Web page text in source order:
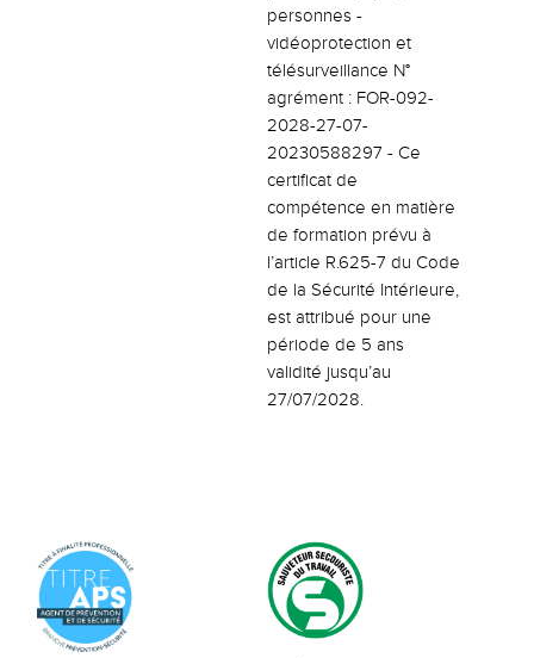
personnes -
vidéoprotection et
télésurveillance N°
agrément : FOR-092-
2028-27-07-
20230588297 - Ce
certificat de
compétence en matière
de formation prévu à
l’article R.625-7 du Code
de la Sécurité Intérieure,
est attribué pour une
période de 5 ans
validité jusqu’au
27/07/2028.